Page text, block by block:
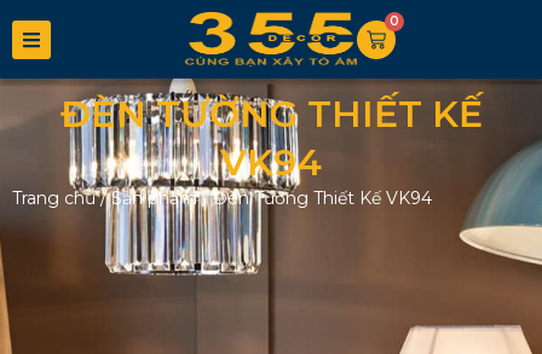
0
ĐÈN TƯỜNG THIẾT KẾ
VK94
Trang chủ/Sản phẩm/Đèn Tường Thiết Kế VK94